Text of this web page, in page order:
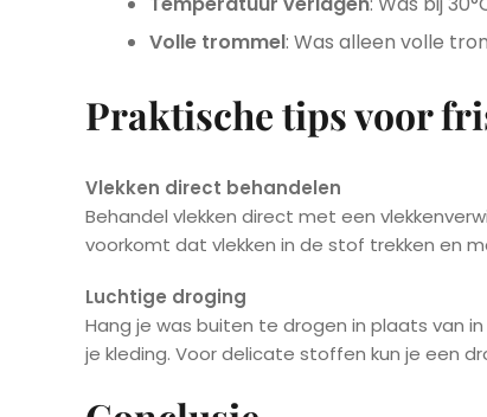
Volle trommel: Was alleen volle
Praktische tips voor
Vlekken direct behandelen
Behandel vlekken direct met een
voorkomt dat vlekken in de stof trekken en
Luchtige droging
Hang je was buiten te drogen in plaats van
je kleding. Voor delicate stoffen kun je een